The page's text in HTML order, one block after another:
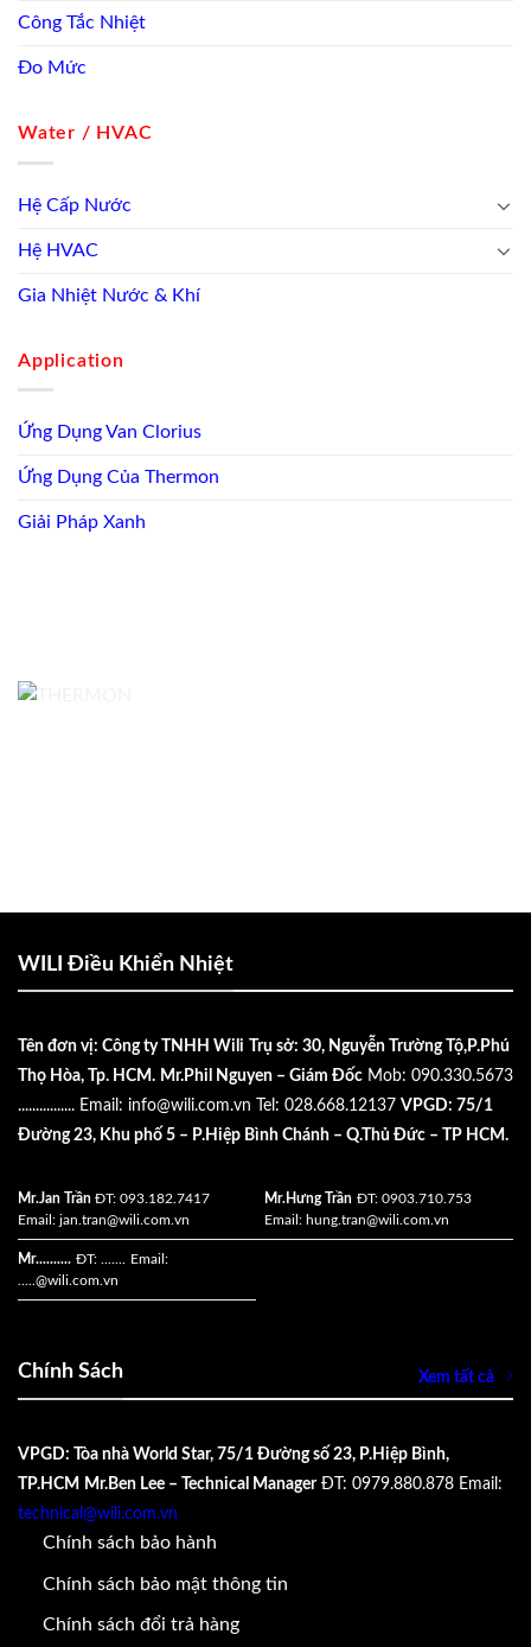
Công Tắc Nhiệt
Đo Mức
Water / HVAC
Hệ Cấp Nước
Hệ HVAC
Gia Nhiệt Nước & Khí
Application
Ứng Dụng Van Clorius
Ứng Dụng Của Thermon
Giải Pháp Xanh
WILI Điều Khiển Nhiệt
Tên đơn vị: Công ty TNHH Wili
Trụ sở: 30, Nguyễn Trường Tộ,P.Phú
Thọ Hòa, Tp. HCM. Mr.Phil Nguyen – Giám Đốc Mob: 090.330.5673
................ Email: info@wili.com.vn Tel: 028.668.12137 VPGD: 75/1
Đường 23, Khu phố 5 – P.Hiệp Bình Chánh – Q.Thủ Đức – TP HCM.
Mr.Jan Trần ĐT: 093.182.7417
Email: jan.tran@wili.com.vn
Mr.Hưng Trần ĐT: 0903.710.753
Email: hung.tran@wili.com.vn
Mr.......... ĐT: ....... Email:
.....@wili.com.vn
Chính Sách Xem tất cả
VPGD: Tòa nhà World Star, 75/1 Đường số 23, P.Hiệp Bình,
TP.HCM Mr.Ben Lee – Technical Manager ĐT: 0979.880.878 Email:
technical@wili.com.vn
Chính sách bảo hành
Chính sách bảo mật thông tin
Chính sách đổi trả hàng